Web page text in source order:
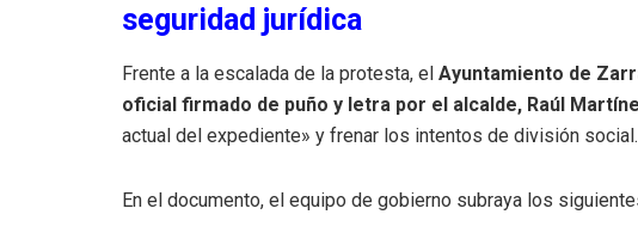
seguridad jurídica
Frente a la escalada de la protesta, el Ayuntamiento de
oficial firmado de puño y letra por el alcalde, Raúl
actual del expediente» y frenar los intentos de división social.
En el documento, el equipo de gobierno subraya los